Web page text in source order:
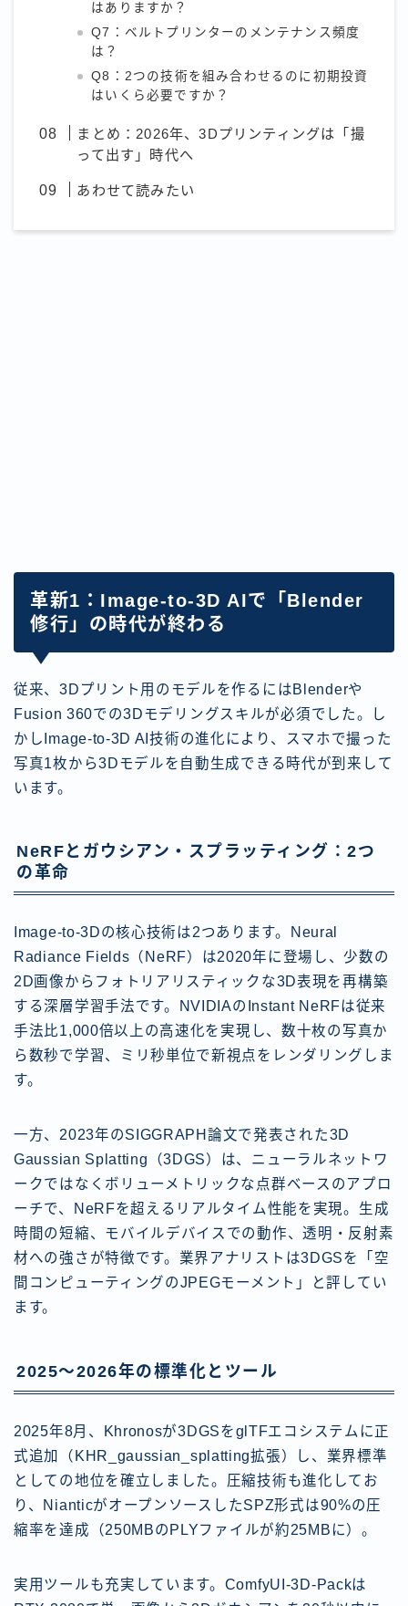
はありますか？
Q7：ベルトプリンターのメンテナンス頻度
は？
Q8：2つの技術を組み合わせるのに初期投資
はいくら必要ですか？
まとめ：2026年、3Dプリンティングは「撮
って出す」時代へ
あわせて読みたい
革新1：Image-to-3D AIで「Blender
修行」の時代が終わる
従来、3Dプリント用のモデルを作るにはBlenderや
Fusion 360での3Dモデリングスキルが必須でした。し
かしImage-to-3D AI技術の進化により、スマホで撮った
写真1枚から3Dモデルを自動生成できる時代が到来して
います。
NeRFとガウシアン・スプラッティング：2つ
の革命
Image-to-3Dの核心技術は2つあります。Neural
Radiance Fields（NeRF）は2020年に登場し、少数の
2D画像からフォトリアリスティックな3D表現を再構築
する深層学習手法です。NVIDIAのInstant NeRFは従来
手法比1,000倍以上の高速化を実現し、数十枚の写真か
ら数秒で学習、ミリ秒単位で新視点をレンダリングしま
す。
一方、2023年のSIGGRAPH論文で発表された3D
Gaussian Splatting（3DGS）は、ニューラルネットワ
ークではなくボリューメトリックな点群ベースのアプロ
ーチで、NeRFを超えるリアルタイム性能を実現。生成
時間の短縮、モバイルデバイスでの動作、透明・反射素
材への強さが特徴です。業界アナリストは3DGSを「空
間コンピューティングのJPEGモーメント」と評してい
ます。
2025〜2026年の標準化とツール
2025年8月、Khronosが3DGSをglTFエコシステムに正
式追加（KHR_gaussian_splatting拡張）し、業界標準
としての地位を確立しました。圧縮技術も進化してお
り、NianticがオープンソースしたSPZ形式は90%の圧
縮率を達成（250MBのPLYファイルが約25MBに）。
実用ツールも充実しています。ComfyUI-3D-Packは